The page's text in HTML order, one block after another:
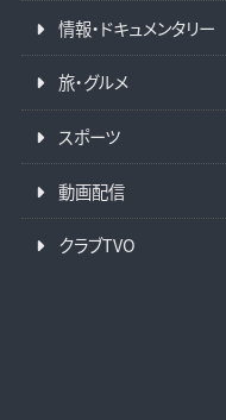
情報・ドキュメンタリー
旅・グルメ
スポーツ
動画配信
クラブTVO